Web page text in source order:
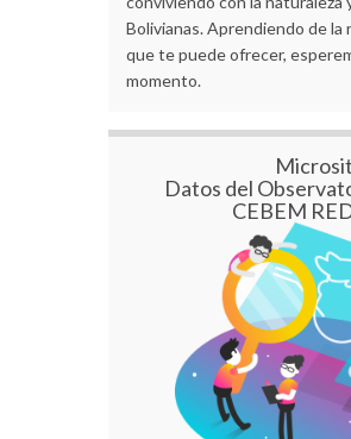
Bolivianas. Aprendiendo de la
que te puede ofrecer,
momento.
Datos del
CEBEM